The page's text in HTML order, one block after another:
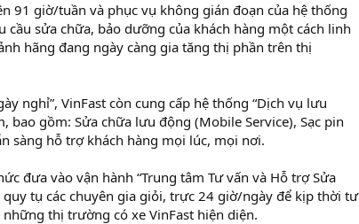
91 giờ/tuần và phục vụ không gián đoạn của hệ thống
sửa chữa, bảo dưỡng của khách hàng một cách linh
hãng đang ngày càng gia tăng thị phần trên thị
nghỉ”, VinFast còn cung cấp hệ thống “Dịch vụ lưu
bao gồm: Sửa chữa lưu động (Mobile Service), Sạc pin
sàng hỗ trợ khách hàng mọi lúc, mọi nơi.
đưa vào vận hành “Trung tâm Tư vấn và Hỗ trợ Sửa
quy tụ các chuyên gia giỏi, trực 24 giờ/ngày để kịp thời tư
thị trường có xe VinFast hiện diện.